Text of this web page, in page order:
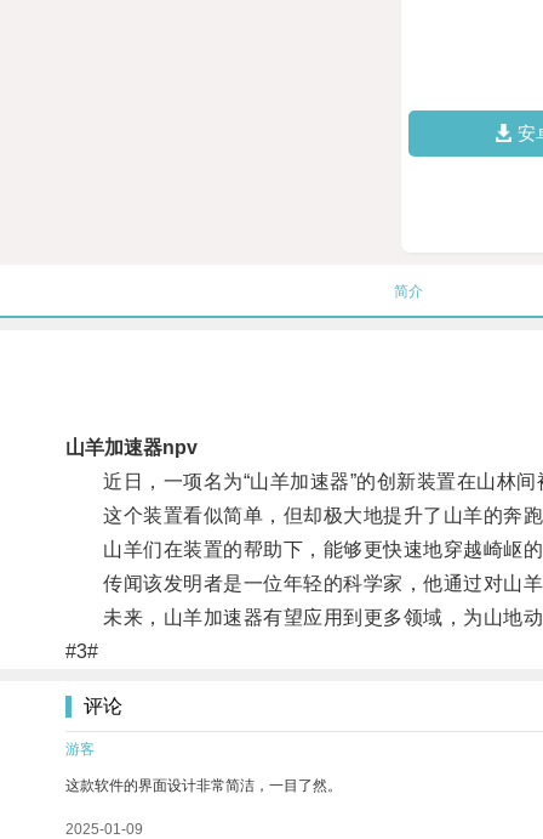
安
简介
山羊加速器npv
近日，一项名为“山羊加速器”的创新装置在山林间
这个装置看似简单，但却极大地提升了山羊的奔
山羊们在装置的帮助下，能够更快速地穿越崎岖的
传闻该发明者是一位年轻的科学家，他通过对山羊
未来，山羊加速器有望应用到更多领域，为山地动
#3#
评论
游客
这款软件的界面设计非常简洁，一目了然。
2025-01-09